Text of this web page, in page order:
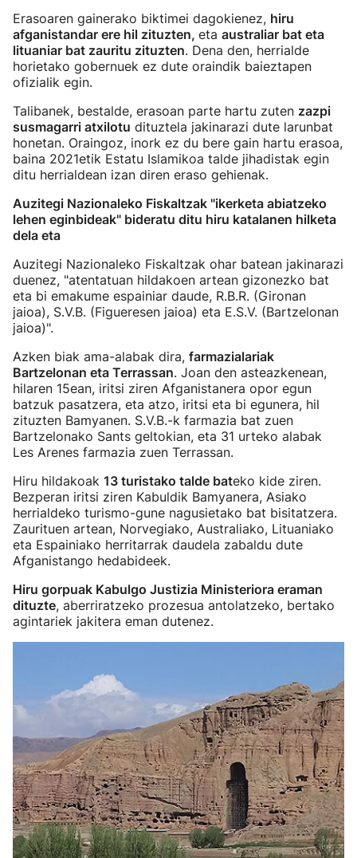
Erasoaren gainerako biktimei dagokienez, hiru
afganistandar ere hil zituzten, eta australiar bat eta
lituaniar bat zauritu zituzten. Dena den, herrialde
horietako gobernuek ez dute oraindik baieztapen
ofizialik egin.
Talibanek, bestalde, erasoan parte hartu zuten zazpi
susmagarri atxilotu dituztela jakinarazi dute larunbat
honetan. Oraingoz, inork ez du bere gain hartu erasoa,
baina 2021etik Estatu Islamikoa talde jihadistak egin
ditu herrialdean izan diren eraso gehienak.
Auzitegi Nazionaleko Fiskaltzak "ikerketa abiatzeko
lehen eginbideak" bideratu ditu hiru katalanen hilketa
dela eta
Auzitegi Nazionaleko Fiskaltzak ohar batean jakinarazi
duenez, "atentatuan hildakoen artean gizonezko bat
eta bi emakume espainiar daude, R.B.R. (Gironan
jaioa), S.V.B. (Figueresen jaioa) eta E.S.V. (Bartzelonan
jaioa)".
Azken biak ama-alabak dira, farmazialariak
Bartzelonan eta Terrassan. Joan den asteazkenean,
hilaren 15ean, iritsi ziren Afganistanera opor egun
batzuk pasatzera, eta atzo, iritsi eta bi egunera, hil
zituzten Bamyanen. S.V.B.-k farmazia bat zuen
Bartzelonako Sants geltokian, eta 31 urteko alabak
Les Arenes farmazia zuen Terrassan.
Hiru hildakoak 13 turistako talde bateko kide ziren.
Bezperan iritsi ziren Kabuldik Bamyanera, Asiako
herrialdeko turismo-gune nagusietako bat bisitatzera.
Zaurituen artean, Norvegiako, Australiako, Lituaniako
eta Espainiako herritarrak daudela zabaldu dute
Afganistango hedabideek.
Hiru gorpuak Kabulgo Justizia Ministeriora eraman
dituzte, aberriratzeko prozesua antolatzeko, bertako
agintariek jakitera eman dutenez.